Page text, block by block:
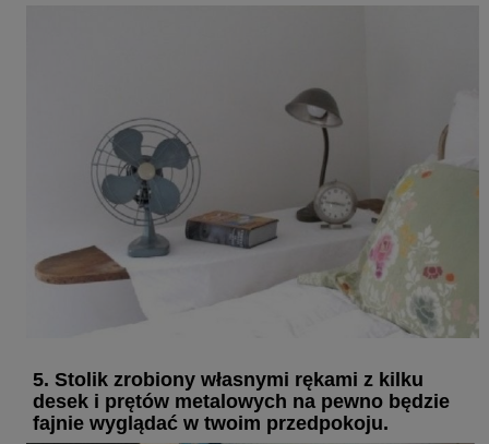
5. Stolik zrobiony własnymi rękami z kilku
desek i prętów metalowych na pewno będzie
fajnie wyglądać w twoim przedpokoju.